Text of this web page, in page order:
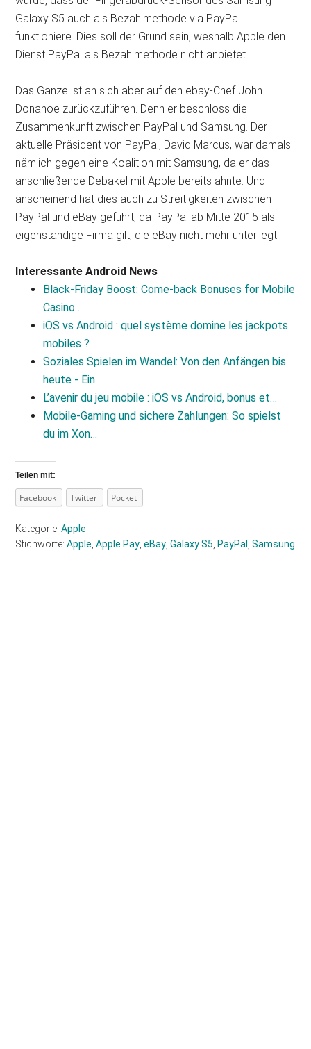
Galaxy S5 auch als Bezahlmethode via PayPal
funktioniere. Dies soll der Grund sein, weshalb Apple den
Dienst PayPal als Bezahlmethode nicht anbietet.
Das Ganze ist an sich aber auf den ebay-Chef John
Donahoe zurückzuführen. Denn er beschloss die
Zusammenkunft zwischen PayPal und Samsung. Der
aktuelle Präsident von PayPal, David Marcus, war damals
nämlich gegen eine Koalition mit Samsung, da er das
anschließende Debakel mit Apple bereits ahnte. Und
anscheinend hat dies auch zu Streitigkeiten zwischen
PayPal und eBay geführt, da PayPal ab Mitte 2015 als
eigenständige Firma gilt, die eBay nicht mehr unterliegt.
Interessante Android News
Black‑Friday Boost: Come‑back Bonuses for Mobile
Casino…
iOS vs Android : quel système domine les jackpots
mobiles ?
Soziales Spielen im Wandel: Von den Anfängen bis
heute - Ein…
L’avenir du jeu mobile : iOS vs Android, bonus et…
Mobile‑Gaming und sichere Zahlungen: So spielst
du im Xon…
Teilen mit:
Facebook Twitter Pocket
Kategorie:Apple
Stichworte:Apple ,Apple Pay ,eBay ,Galaxy S5 PayPal ,Samsung